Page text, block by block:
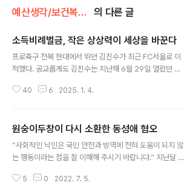
예산생각/보건복지분야 의 다른 글
소득비례벌금, 작은 상상력이 세상을 바꾼다
프로축구 전북 현대에서 뛰던 김진수가 최근 FC서울로 이
적했다. 공교롭게도 김진수는 지난해 6월 29일 열렸던 전
은 곧장 퇴장당했고 전북은 서울에 7년 만에 처음으로 패
낸 방식에 눈길이 갔기 때문이다. 흔히 벌금은 정해진 액수
를 내는 걸로 생각하기 쉬운데 전북은 독특하게 ‘소득 비례
벌금제’를 운영한다. 선수 연봉 혹은 주급의 몇 퍼센트 식으
히 보편적인 제도라고 하는데 국내 프로축구에선 전북만
40 6 2025. 1. 4.
원숭이두창이 다시 소환한 동성애 혐오
“사회적인 낙인은 국민 안전과 방역에 전혀 도움이 되지 않
는 행동이라는 점을 잘 이해해 주시기 바랍니다.” 지난달 2
“원숭이두창은 감염병 환자와 밀접 접촉한 누구든지 감염
5 0 2022. 7. 5.